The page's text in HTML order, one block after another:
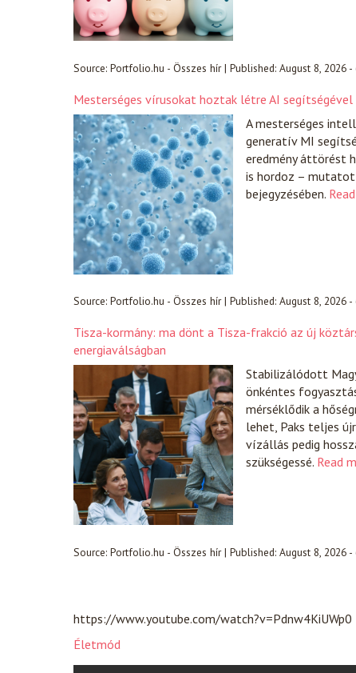
Source: Portfolio.hu - Összes hír| Published: August 8, 2026 -
Mesterséges vírusokat hoztak létre AI
A mesterséges
generatív MI
eredmény áttörést
is hordoz –
bejegyzésében.
Source: Portfolio.hu - Összes hír| Published: August 8, 2026 -
Tisza-kormány: ma dönt a Tisza-frakció az új
energiaválságban
Stabilizálódott
önkéntes
mérséklődik a
lehet, Paks teljes
vízállás pedig
szükségessé. Read
Source: Portfolio.hu - Összes hír| Published: August 8, 2026 -
https://www.youtube.com/watch?v=Pdnw4KiUWp0
Életmód